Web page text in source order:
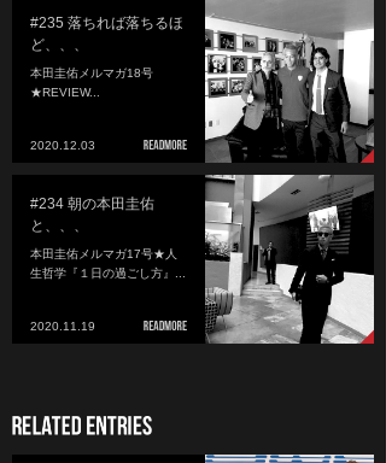
#235 落ちれば落ちるほ
ど、、、
本田圭佑メルマガ18号
★REVIEW...
2020.12.03
#234 朝の本田圭佑
と、、、
本田圭佑メルマガ17号★人
生哲学『１日の過ごし方』...
2020.11.19